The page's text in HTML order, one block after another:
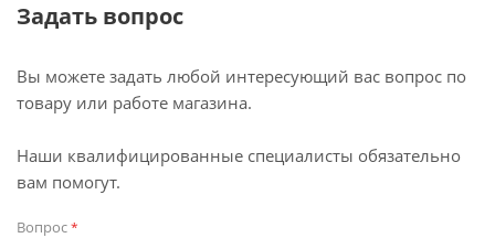
Задать вопрос
Вы можете задать любой интересующий вас вопрос по
товару или работе магазина.
Наши квалифицированные специалисты обязательно
вам помогут.
Вопрос*